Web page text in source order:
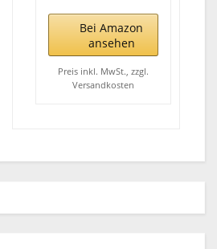
Extradick Yoga
Matte, TPE
Schadstofffrei
Sportmatte für
Zuhause oder
Draußen,
Bei Amazon
ansehen
Preis inkl. MwSt., zzgl.
Versandkosten